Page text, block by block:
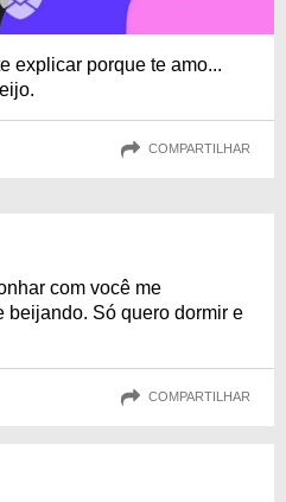
explicar porque te amo...
COMPARTILHAR
com você me
beijando. Só quero dormir e
COMPARTILHAR